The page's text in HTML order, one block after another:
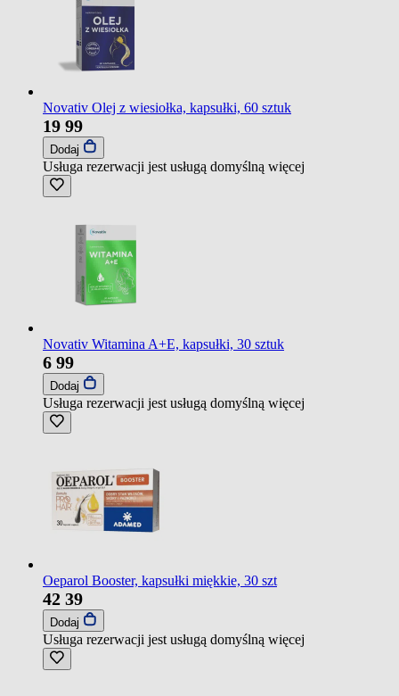
Novativ Olej z wiesiołka, kapsułki, 60 sztuk
19 99
Dodaj
Usługa rezerwacji jest usługą domyślną więcej
Novativ Witamina A+E, kapsułki, 30 sztuk
6 99
Dodaj
Usługa rezerwacji jest usługą domyślną więcej
Oeparol Booster, kapsułki miękkie, 30 szt
42 39
Dodaj
Usługa rezerwacji jest usługą domyślną więcej